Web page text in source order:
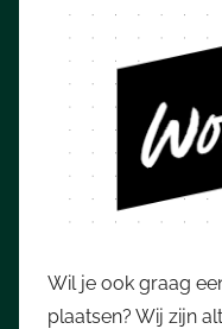
Wil je ook graag
plaatsen? Wij zijn